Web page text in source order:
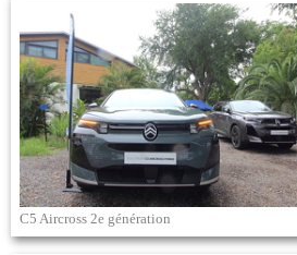
C5 Aircross 2e génération